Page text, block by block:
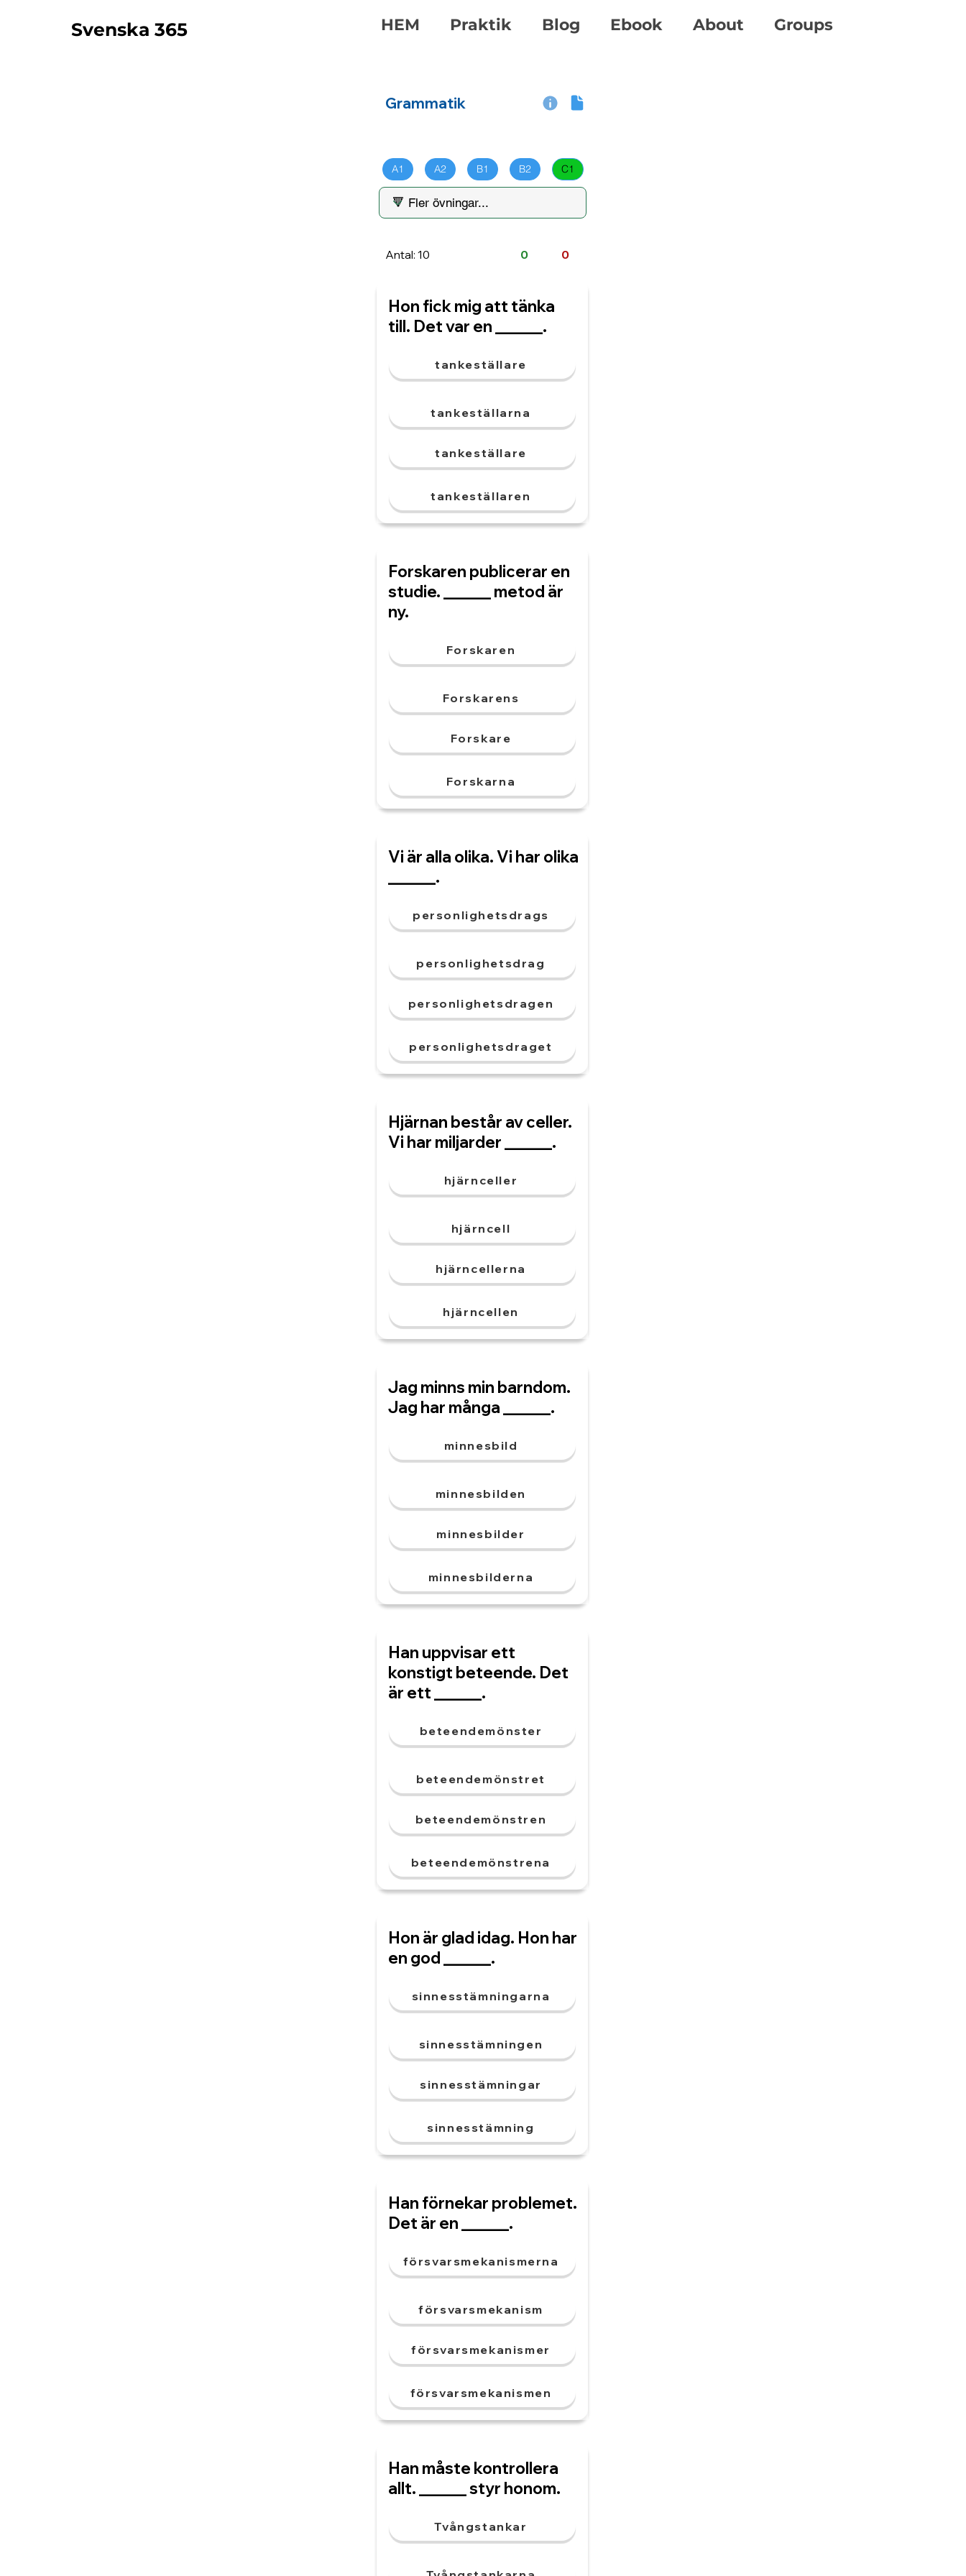
Svenska 365 HEM Praktik Blog Ebook About Groups
Grammatik
A1 A2 B1 B2 C1
Antal: 10 0 0
Hon fick mig att tänka
till. Det var en ______.
tankeställare
tankeställarna
tankeställare
tankeställaren
Forskaren publicerar en
studie. ______ metod är
ny.
Forskaren
Forskarens
Forskare
Forskarna
Vi är alla olika. Vi har olika
______.
personlighetsdrags
personlighetsdrag
personlighetsdragen
personlighetsdraget
Hjärnan består av celler.
Vi har miljarder ______.
hjärnceller
hjärncell
hjärncellerna
hjärncellen
Jag minns min barndom.
Jag har många ______.
minnesbild
minnesbilden
minnesbilder
minnesbilderna
Han uppvisar ett
konstigt beteende. Det
är ett ______.
beteendemönster
beteendemönstret
beteendemönstren
beteendemönstrena
Hon är glad idag. Hon har
en god ______.
sinnesstämningarna
sinnesstämningen
sinnesstämningar
sinnesstämning
Han förnekar problemet.
Det är en ______.
försvarsmekanismerna
försvarsmekanism
försvarsmekanismer
försvarsmekanismen
Han måste kontrollera
allt. ______ styr honom.
Tvångstankar